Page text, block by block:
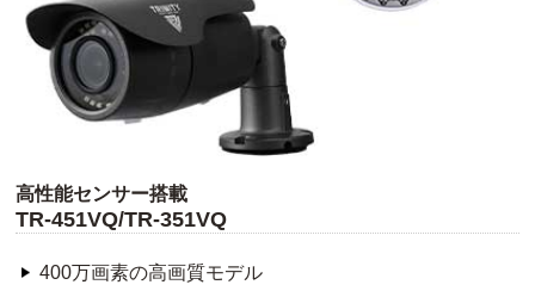
高性能センサー搭載
TR-451VQ/TR-351VQ
400万画素の高画質モデル